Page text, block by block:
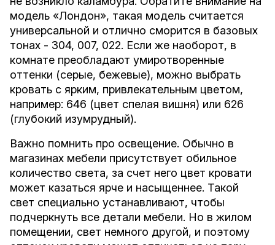
модель «Лондон», такая модель считается
универсальной и отлично сморится в базовых
тонах - 304, 007, 022. Если же наоборот, в
комнате преобладают умиротворенные
оттенки (серые, бежевые), можно выбрать
кровать с ярким, привлекательным цветом,
например: 646 (цвет спелая вишня) или 626
(глубокий изумрудный).
Важно помнить про освещение. Обычно в
магазинах мебели присутствует обильное
количество света, за счет него цвет кровати
может казаться ярче и насыщеннее. Такой
свет специально устанавливают, чтобы
подчеркнуть все детали мебели. Но в жилом
помещении, свет немного другой, и поэтому